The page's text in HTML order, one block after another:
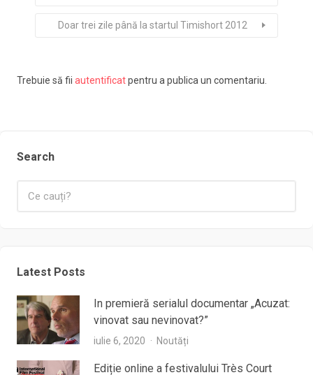
Doar trei zile până la startul Timishort 2012
Trebuie să fii autentificatpentru a publica un comentariu.
Search
Latest Posts
In premieră serialul documentar „Acuzat:
vinovat sau nevinovat?”
iulie 6, 2020 Noutăți
Ediție online a festivalului Très Court